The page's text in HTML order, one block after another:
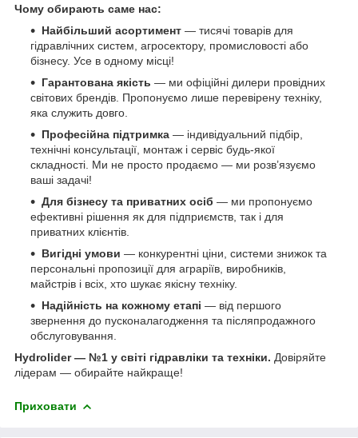
Чому обирають саме нас:
Найбільший асортимент — тисячі товарів для
гідравлічних систем, агросектору, промисловості або
бізнесу. Усе в одному місці!
Гарантована якість — ми офіційні дилери провідних
світових брендів. Пропонуємо лише перевірену техніку,
яка служить довго.
Професійна підтримка — індивідуальний підбір,
технічні консультації, монтаж і сервіс будь-якої
складності. Ми не просто продаємо — ми розв’язуємо
ваші задачі!
Для бізнесу та приватних осіб — ми пропонуємо
ефективні рішення як для підприємств, так і для
приватних клієнтів.
Вигідні умови — конкурентні ціни, системи знижок та
персональні пропозиції для аграріїв, виробників,
майстрів і всіх, хто шукає якісну техніку.
Надійність на кожному етапі — від першого
звернення до пусконалагодження та післяпродажного
обслуговування.
Hydrolider — №1 у світі гідравліки та техніки. Довіряйте
лідерам — обирайте найкраще!
Приховати